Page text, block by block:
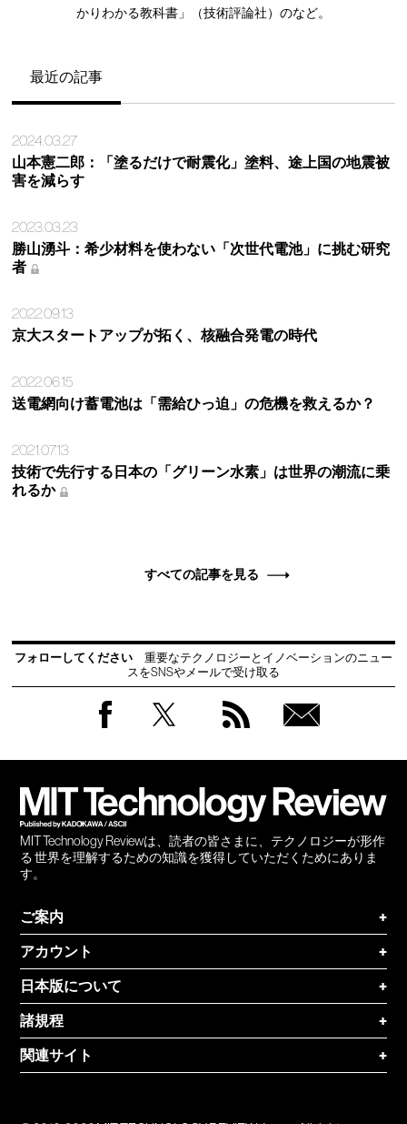
かりわかる教科書」（技術評論社）のなど。
最近の記事
2024.03.27
山本憲二郎：「塗るだけで耐震化」塗料、途上国の地震被
害を減らす
2023.03.23
勝山湧斗：希少材料を使わない「次世代電池」に挑む研究
者
2022.09.13
京大スタートアップが拓く、核融合発電の時代
2022.06.15
送電網向け蓄電池は「需給ひっ迫」の危機を救えるか？
2021.07.13
技術で先行する日本の「グリーン水素」は世界の潮流に乗
れるか
すべての記事を見る
フォローしてください
重要なテクノロジーとイノベーションのニュー
スをSNSやメールで受け取る
MIT Technology Reviewは、読者の皆さまに、テクノロジーが形作
る 世界を理解するための知識を獲得していただくためにありま
す。
ご案内
+
アカウント
+
日本版について
+
諸規程
+
関連サイト
+